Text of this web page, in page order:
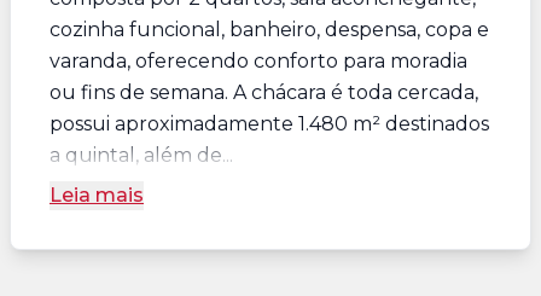
cozinha funcional, banheiro, despensa, copa e
varanda, oferecendo conforto para moradia
ou fins de semana. A chácara é toda cercada,
possui aproximadamente 1.480 m² destinados
a quintal, além de...
Leia mais